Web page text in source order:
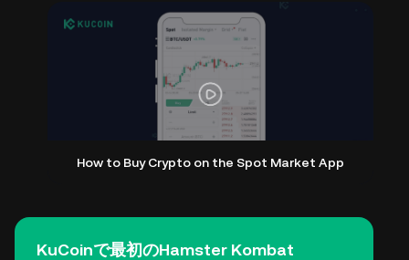
How to Buy Crypto on the Spot Market App
KuCoinで最初のHamster Kombat